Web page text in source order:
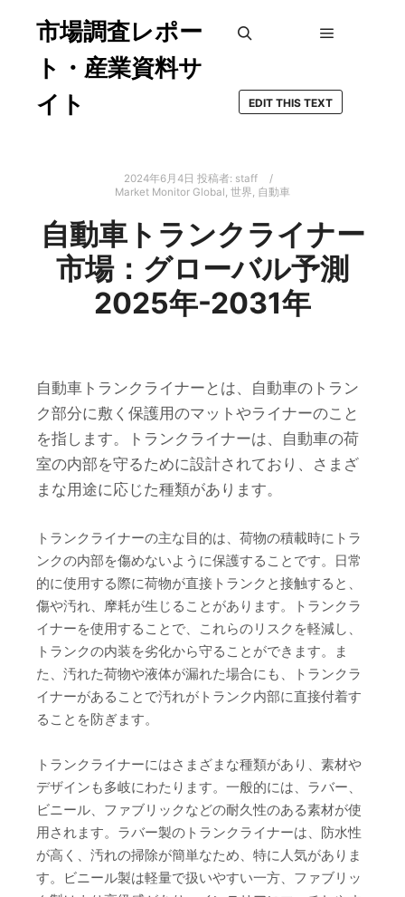
市場調査レポー
ト・産業資料サ
イト
EDIT THIS TEXT
2024年6月4日 投稿者: staff
Market Monitor Global, 世界, 自動車
自動車トランクライナー
市場：グローバル予測
2025年-2031年
自動車トランクライナーとは、自動車のトラン
ク部分に敷く保護用のマットやライナーのこと
を指します。トランクライナーは、自動車の荷
室の内部を守るために設計されており、さまざ
まな用途に応じた種類があります。
トランクライナーの主な目的は、荷物の積載時にトラ
ンクの内部を傷めないように保護することです。日常
的に使用する際に荷物が直接トランクと接触すると、
傷や汚れ、摩耗が生じることがあります。トランクラ
イナーを使用することで、これらのリスクを軽減し、
トランクの内装を劣化から守ることができます。ま
た、汚れた荷物や液体が漏れた場合にも、トランクラ
イナーがあることで汚れがトランク内部に直接付着す
ることを防ぎます。
トランクライナーにはさまざまな種類があり、素材や
デザインも多岐にわたります。一般的には、ラバー、
ビニール、ファブリックなどの耐久性のある素材が使
用されます。ラバー製のトランクライナーは、防水性
が高く、汚れの掃除が簡単なため、特に人気がありま
す。ビニール製は軽量で扱いやすい一方、ファブリッ